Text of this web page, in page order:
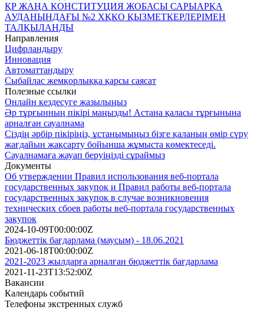
ҚР ЖАҢА КОНСТИТУЦИЯ ЖОБАСЫ САРЫАРҚА
АУДАНЫНДАҒЫ №2 ХҚКО ҚЫЗМЕТКЕРЛЕРІМЕН
ТАЛҚЫЛАНДЫ
Направления
Цифрландыру
Инновация
Автоматтандыру
Сыбайлас жемқорлыққа қарсы саясат
Полезные ссылки
Онлайн кездесуге жазылыңыз
Әр тұрғынның пікірі маңызды! Астана қаласы тұрғынына
арналған сауалнама
Сіздің әрбір пікіріңіз, ұстанымыңыз бізге қаланың өмір сүру
жағдайын жақсарту бойынша жұмыста көмектеседі.
Сауалнамаға жауап беруіңізді сұраймыз
Документы
Об утверждении Правил использования веб-портала
государственных закупок и Правил работы веб-портала
государственных закупок в случае возникновения
технических сбоев работы веб-портала государственных
закупок
2024-10-09T00:00:00Z
Бюджеттік бағдарлама (маусым) - 18.06.2021
2021-06-18T00:00:00Z
2021-2023 жылдарға арналған бюджеттік бағдарлама
2021-11-23T13:52:00Z
Вакансии
Календарь событий
Телефоны экстренных служб